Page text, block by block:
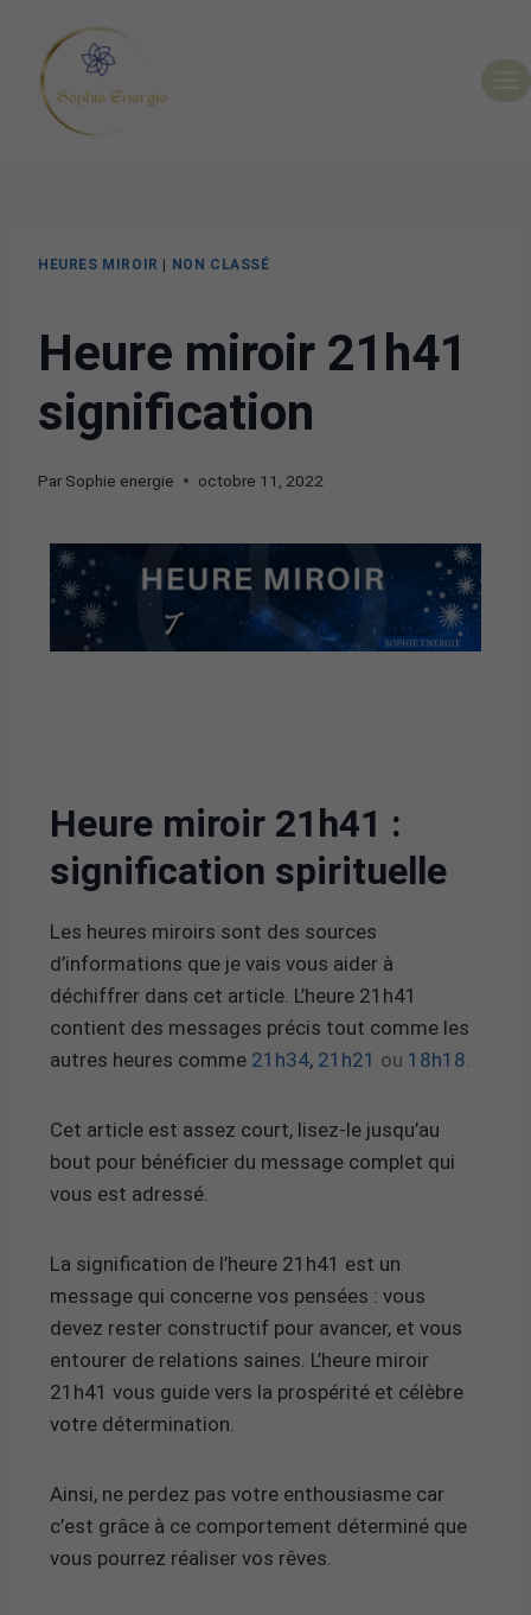
HEURES MIROIR | NON CLASSÉ
Heure miroir 21h41
signification
Par Sophie energie octobre 11, 2022
Heure miroir 21h41 :
signification spirituelle
Les heures miroirs sont des sources
d’informations que je vais vous aider à
déchiffrer dans cet article. L’heure 21h41
contient des messages précis tout comme les
autres heures comme 21h34, 21h21 ou 18h18
Cet article est assez court, lisez-le jusqu’au
bout pour bénéficier du message complet qui
vous est adressé.
La signification de l’heure 21h41 est un
message qui concerne vos pensées : vous
devez rester constructif pour avancer, et vous
entourer de relations saines. L’heure miroir
21h41 vous guide vers la prospérité et célèbre
votre détermination.
Ainsi, ne perdez pas votre enthousiasme car
c’est grâce à ce comportement déterminé que
vous pourrez réaliser vos rêves.